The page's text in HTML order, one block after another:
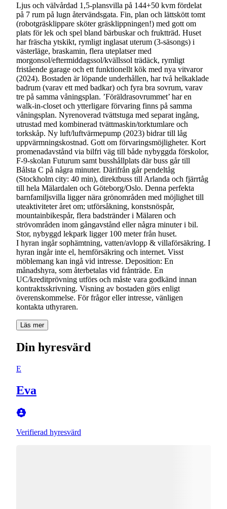
Ljus och välvårdad 1,5-plansvilla på 144+50 kvm fördelat
på 7 rum på lugn återvändsgata. Fin, plan och lättskött tomt
(robotgräsklippare sköter gräsklippningen!) med gott om
plats för lek och spel bland bärbuskar och fruktträd. Huset
har fräscha ytskikt, rymligt inglasat uterum (3-säsongs) i
västerläge, braskamin, flera uteplatser med
morgonsol/eftermiddagssol/kvällssol trädäck, rymligt
fristående garage och ett funktionellt kök med nya vitvaror
(2024). Bostaden är löpande underhållen, har två helkaklade
badrum (varav ett med badkar) och fyra bra sovrum, varav
tre på samma våningsplan. ’Föräldrasovrummet’ har en
walk-in-closet och ytterligare förvaring finns på samma
våningsplan. Nyrenoverad tvättstuga med separat ingång,
utrustad med kombinerad tvättmaskin/torktumlare och
torkskåp. Ny luft/luftvärmepump (2023) bidrar till låg
uppvärmningskostnad. Gott om förvaringsmöjligheter. Kort
promenadavstånd via bilfri väg till både nybyggda förskolor,
F-9-skolan Futurum samt busshållplats där buss går till
Bålsta C på några minuter. Därifrån går pendeltåg
(Stockholm city: 40 min), direktbuss till Arlanda och fjärrtåg
till hela Mälardalen och Göteborg/Oslo. Denna perfekta
barnfamiljsvilla ligger nära grönområden med möjlighet till
uteaktiviteter året om; utförsåkning, konstsnöspår,
mountainbikespår, flera badstränder i Mälaren och
strövområden inom gångavstånd eller några minuter i bil.
Stor, nybyggd lekpark ligger 100 meter från huset.
I hyran ingår sophämtning, vatten/avlopp & villaförsäkring. I
hyran ingår inte el, hemförsäkring och internet. Visst
möblemang kan ingå vid intresse. Deposition: En
månadshyra, som återbetalas vid frånträde. En
UC/kreditprövning utförs och måste vara godkänd innan
kontraktsskrivning. Visning av bostaden görs enligt
överenskommelse. För frågor eller intresse, vänligen
Läs mer
Din hyresvärd
E
Eva
Verifierad hyresvärd